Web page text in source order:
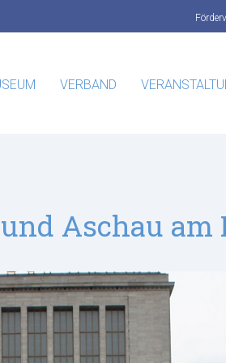
VERBAND
Aschau am